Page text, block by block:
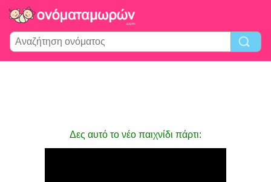
Δες αυτό το νέο παιχνίδι πάρτι: